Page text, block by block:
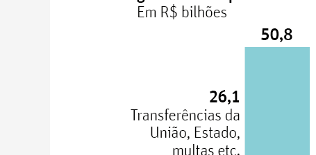
ação
IPTU